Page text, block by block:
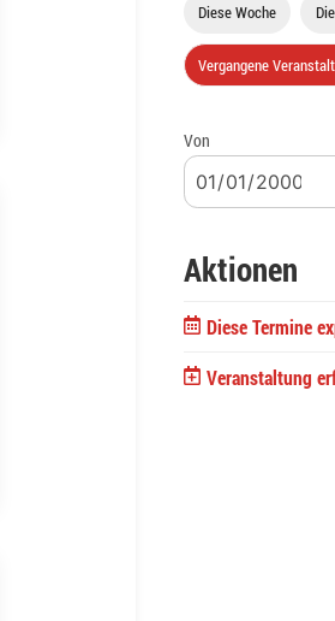
Diese Woche
Vergangene
Von
Aktionen
Diese Termine
Veranstaltung